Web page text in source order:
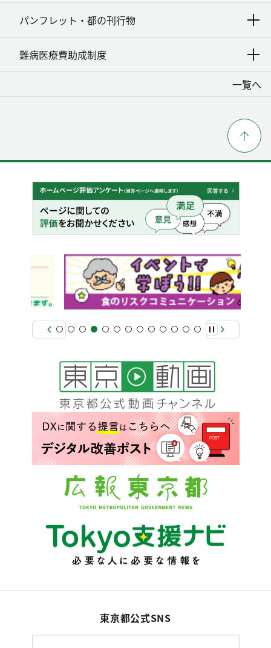
パンフレット・都の刊行物
難病医療費助成制度
一覧へ
東京都公式SNS